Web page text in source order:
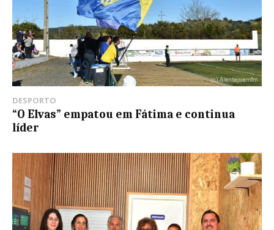
DESPORTO
“O Elvas” empatou em Fátima e continua
líder